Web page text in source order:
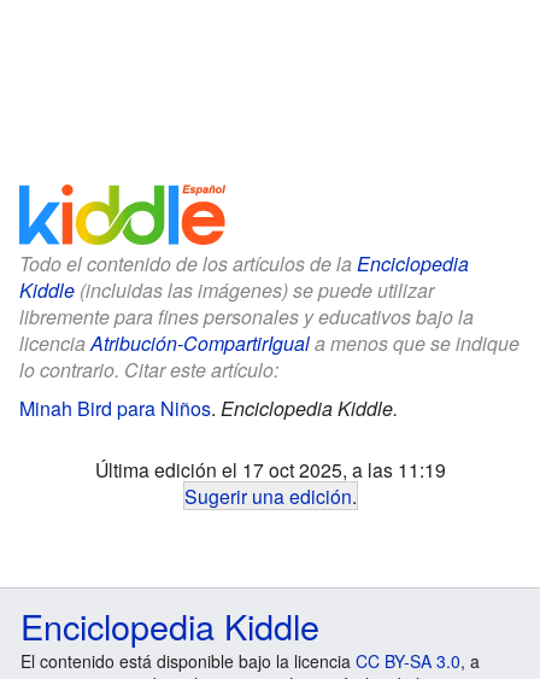
Todo el contenido de los artículos de la Enciclopedia
Kiddle (incluidas las imágenes) se puede utilizar
libremente para fines personales y educativos bajo la
licenciaAtribución-CompartirIguala menos que se indique
lo contrario. Citar este artículo:
Minah Bird para Niños. Enciclopedia Kiddle.
Última edición el 17 oct 2025, a las 11:19
Sugerir una edición.
Enciclopedia Kiddle
El contenido está disponible bajo la licencia CC BY-SA 3.0, a